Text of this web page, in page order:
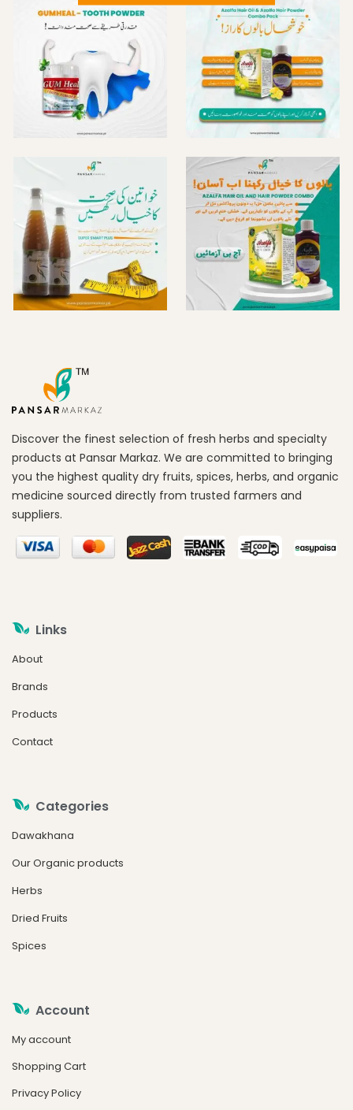
Discover the finest selection of fresh herbs and specialty
products at Pansar Markaz. We are committed to bringing
you the highest quality dry fruits, spices, herbs, and organic
medicine sourced directly from trusted farmers and
suppliers.
Links
About
Brands
Products
Contact
Categories
Dawakhana
Our Organic products
Herbs
Dried Fruits
Spices
Account
My account
Shopping Cart
Privacy Policy